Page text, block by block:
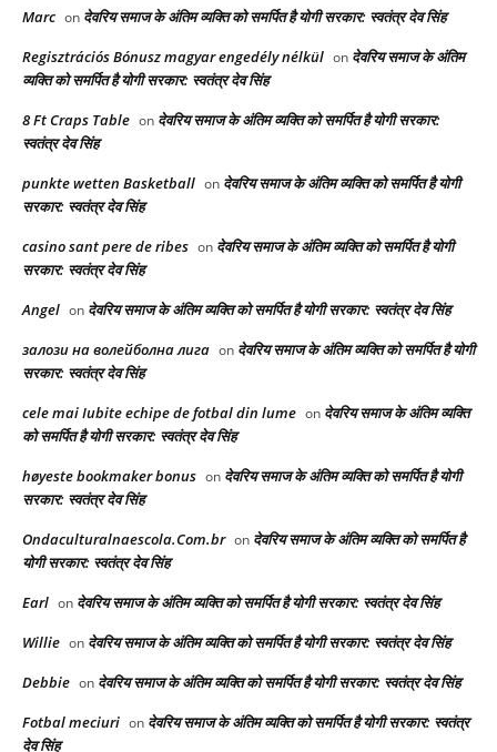
Marc on देवरिय समाज के अंतिम व्यक्ति को समर्पित है योगी सरकार: स्वतंत्र देव सिंह
Regisztrációs Bónusz magyar engedély nélkül on देवरिय समाज के अंतिम
व्यक्ति को समर्पित है योगी सरकार: स्वतंत्र देव सिंह
8 Ft Craps Table on देवरिय समाज के अंतिम व्यक्ति को समर्पित है योगी सरकार:
स्वतंत्र देव सिंह
punkte wetten Basketball on देवरिय समाज के अंतिम व्यक्ति को समर्पित है योगी
सरकार: स्वतंत्र देव सिंह
casino sant pere de ribes on देवरिय समाज के अंतिम व्यक्ति को समर्पित है योगी
सरकार: स्वतंत्र देव सिंह
Angel on देवरिय समाज के अंतिम व्यक्ति को समर्पित है योगी सरकार: स्वतंत्र देव सिंह
залози на волейболна лига on देवरिय समाज के अंतिम व्यक्ति को समर्पित है योगी
सरकार: स्वतंत्र देव सिंह
cele mai Iubite echipe de fotbal din lume on देवरिय समाज के अंतिम व्यक्ति
को समर्पित है योगी सरकार: स्वतंत्र देव सिंह
høyeste bookmaker bonus on देवरिय समाज के अंतिम व्यक्ति को समर्पित है योगी
सरकार: स्वतंत्र देव सिंह
Ondaculturalnaescola.Com.br on देवरिय समाज के अंतिम व्यक्ति को समर्पित है
योगी सरकार: स्वतंत्र देव सिंह
Earl on देवरिय समाज के अंतिम व्यक्ति को समर्पित है योगी सरकार: स्वतंत्र देव सिंह
Willie on देवरिय समाज के अंतिम व्यक्ति को समर्पित है योगी सरकार: स्वतंत्र देव सिंह
Debbie on देवरिय समाज के अंतिम व्यक्ति को समर्पित है योगी सरकार: स्वतंत्र देव सिंह
Fotbal meciuri on देवरिय समाज के अंतिम व्यक्ति को समर्पित है योगी सरकार: स्वतंत्र
देव सिंह